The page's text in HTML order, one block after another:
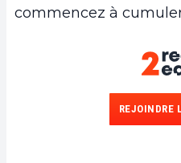
commencez à
REJOINDRE